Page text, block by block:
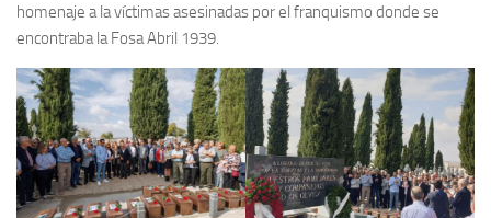
homenaje a la víctimas asesinadas por el franquismo donde se
encontraba la Fosa Abril 1939.